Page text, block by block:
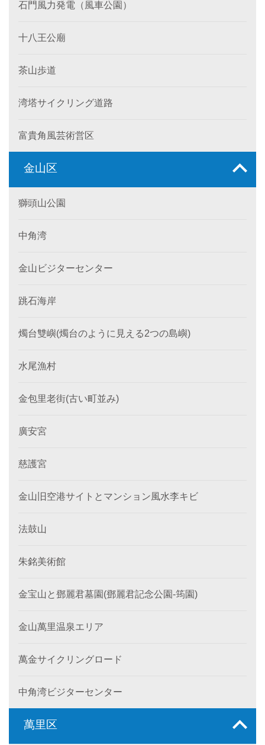
石門風力発電（風車公園）
十八王公廟
茶山歩道
湾塔サイクリング道路
富貴角風芸術営区
金山区
獅頭山公園
中角湾
金山ビジターセンター
跳石海岸
燭台雙嶼(燭台のように見える2つの島嶼)
水尾漁村
金包里老街(古い町並み)
廣安宮
慈護宮
金山旧空港サイトとマンション風水李キビ
法鼓山
朱銘美術館
金宝山と鄧麗君墓園(鄧麗君記念公園-筠園)
金山萬里温泉エリア
萬金サイクリングロード
中角湾ビジターセンター
萬里区